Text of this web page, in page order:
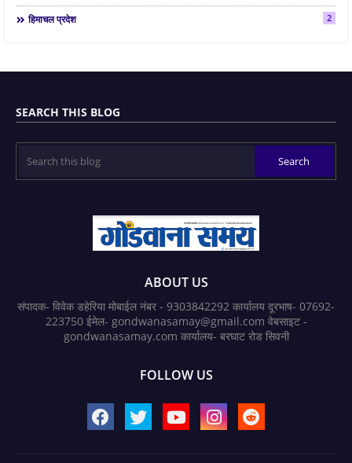
हिमाचल प्रदेश 2
SEARCH THIS BLOG
ABOUT US
संपादक- विवेक डहेरिया मोबाईल नंबर - 9303842292 कार्यालय दूरभाष- 07692-
223750 ईमेल- gondwanasamay@gmail.com वेबसाइट -
gondwanasamay.com कार्यालय- बरघाट रोड सिवनी
FOLLOW US